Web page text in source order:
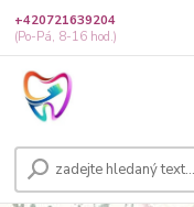
+420721639204
(Po-Pá, 8-16 hod.)